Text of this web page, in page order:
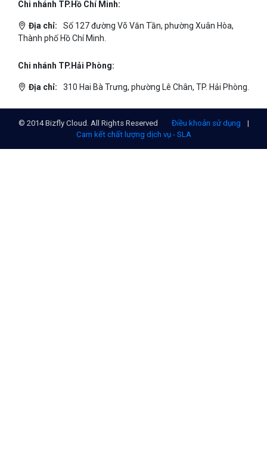
Chi nhánh TP.Hồ Chí Minh:
Địa chỉ:
Số 127 đường Võ Văn Tần, phường Xuân Hòa,
Thành phố Hồ Chí Minh.
Chi nhánh TP.Hải Phòng:
Địa chỉ: 310 Hai Bà Trưng, phường Lê Chân, TP. Hải Phòng.
© 2014 Bizfly Cloud. All Rights Reserved Điều khoản sử dụng
|
Cam kết chất lượng dịch vụ - SLA